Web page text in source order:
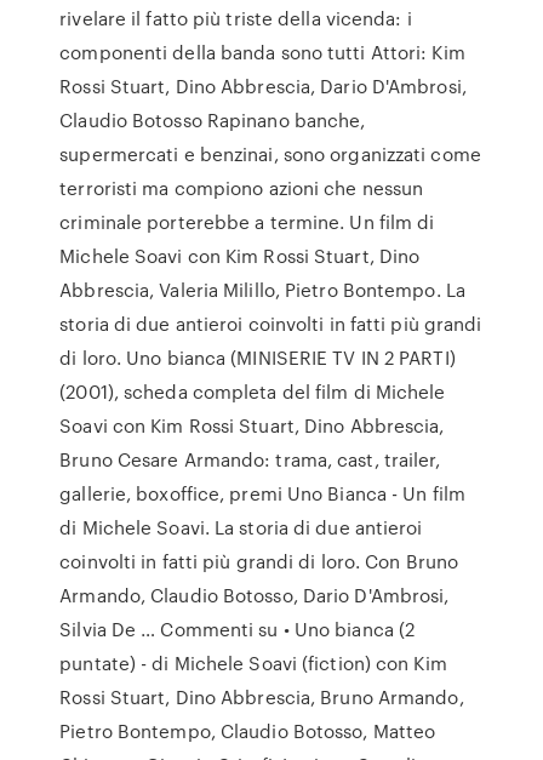
rivelare il fatto più triste della vicenda: i
componenti della banda sono tutti Attori: Kim
Rossi Stuart, Dino Abbrescia, Dario D'Ambrosi,
Claudio Botosso Rapinano banche,
supermercati e benzinai, sono organizzati come
terroristi ma compiono azioni che nessun
criminale porterebbe a termine. Un film di
Michele Soavi con Kim Rossi Stuart, Dino
Abbrescia, Valeria Milillo, Pietro Bontempo. La
storia di due antieroi coinvolti in fatti più grandi
di loro. Uno bianca (MINISERIE TV IN 2 PARTI)
(2001), scheda completa del film di Michele
Soavi con Kim Rossi Stuart, Dino Abbrescia,
Bruno Cesare Armando: trama, cast, trailer,
gallerie, boxoffice, premi Uno Bianca - Un film
di Michele Soavi. La storia di due antieroi
coinvolti in fatti più grandi di loro. Con Bruno
Armando, Claudio Botosso, Dario D'Ambrosi,
Silvia De … Commenti su • Uno bianca (2
puntate) - di Michele Soavi (fiction) con Kim
Rossi Stuart, Dino Abbrescia, Bruno Armando,
Pietro Bontempo, Claudio Botosso, Matteo